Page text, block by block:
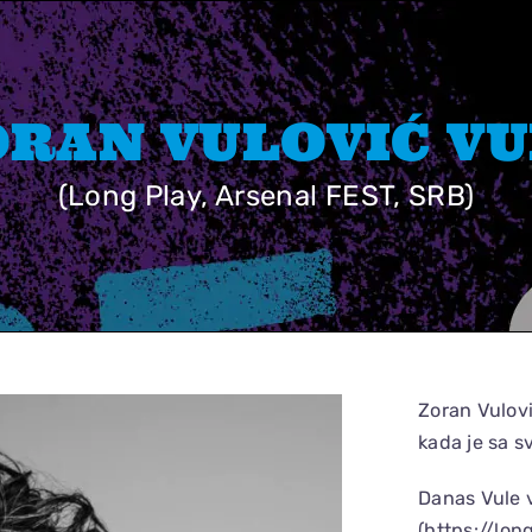
VULOVIĆ
(Long Play, Arsenal FEST, SRB)
Zoran
kada je sa
Danas Vule